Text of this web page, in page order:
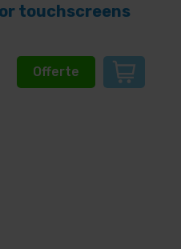
touchscreens
Offerte